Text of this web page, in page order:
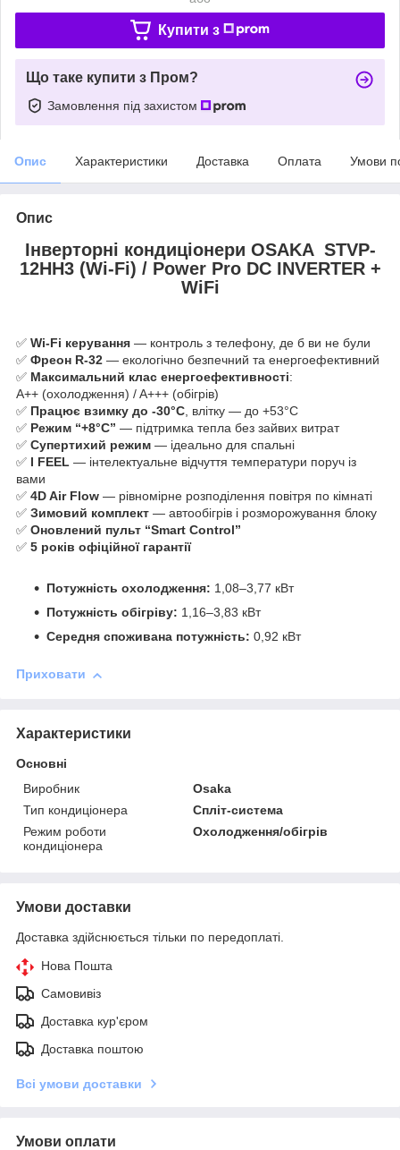
Купити з
Що таке купити з Пром?
Замовлення під захистом
Опис Характеристики Доставка Оплата Умови
Опис
Інверторні кондиціонери OSAKA STVP-
12HH3 (Wi-Fi) / Power Pro DC INVERTER +
WiFi
✅ Wi-Fi керування — контроль з телефону, де б ви не були
✅ Фреон R-32 — екологічно безпечний та енергоефективний
✅ Максимальний клас енергоефективності:
A++ (охолодження) / A+++ (обігрів)
✅ Працює взимку до -30°C, влітку — до +53°C
✅ Режим “+8°C” — підтримка тепла без зайвих витрат
✅ Супертихий режим — ідеально для спальні
✅ I FEEL — інтелектуальне відчуття температури поруч із
вами
✅ 4D Air Flow — рівномірне розподілення повітря по кімнаті
✅ Зимовий комплект — автообігрів і розморожування блоку
✅ Оновлений пульт “Smart Control”
✅ 5 років офіційної гарантії
Потужність охолодження: 1,08–3,77 кВт
Потужність обігріву: 1,16–3,83 кВт
Середня споживана потужність: 0,92 кВт
Приховати
Характеристики
Основні
Виробник
Osaka
Тип кондиціонера
Спліт-система
Режим роботи
кондиціонера
Охолодження/обігрів
Умови доставки
Доставка здійснюється тільки по передоплаті.
Нова Пошта
Самовивіз
Доставка кур'єром
Доставка поштою
Всі умови доставки
Умови оплати